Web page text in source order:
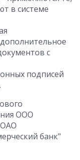
в системе
с
подписей
ООО
банк"